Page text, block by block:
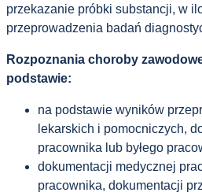
przekazanie próbki substancji, w
przeprowadzenia badań
Rozpoznania choroby
podstawie:
na podstawie wyników
lekarskich i pomocniczych,
pracownika lub byłego
dokumentacji medycznej
pracownika, dokumentacji